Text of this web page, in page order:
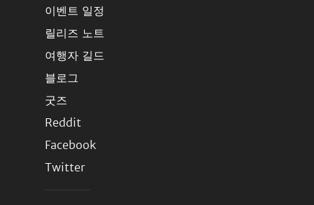
이벤트 일정
릴리즈 노트
여행자 길드
블로그
굿즈
Reddit
Facebook
Twitter